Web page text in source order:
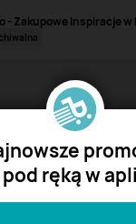
- Zakupowe Inspiracje w
ręką w